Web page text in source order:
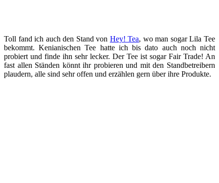
Toll fand ich auch den Stand von Hey! Tea, wo man sogar Lila Tee
bekommt. Kenianischen Tee hatte ich bis dato auch noch nicht
probiert und finde ihn sehr lecker. Der Tee ist sogar Fair Trade! An
fast allen Ständen könnt ihr probieren und mit den Standbetreibern
plaudern, alle sind sehr offen und erzählen gern über ihre Produkte.